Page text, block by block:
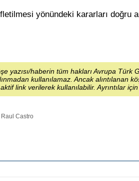
yönündeki kararları doğru
yazısı/haberin tüm hakları Avrupa
kullanılamaz. Ancak alıntılanan
aktif link verilerek kullanılabilir. Ayrıntılar
Raul Castro